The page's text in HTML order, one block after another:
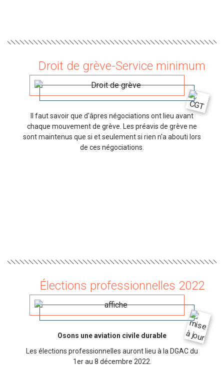
Droit de grève-Service minimum
Il faut savoir que d'âpres négociations ont lieu avant
chaque mouvement de grève. Les préavis de grève ne
sont maintenus que si et seulement si rien n'a abouti lors
de ces négociations.
Élections professionnelles 2022
Osons une aviation civile durable
Les élections professionnelles auront lieu à la DGAC du
1er au 8 décembre 2022.